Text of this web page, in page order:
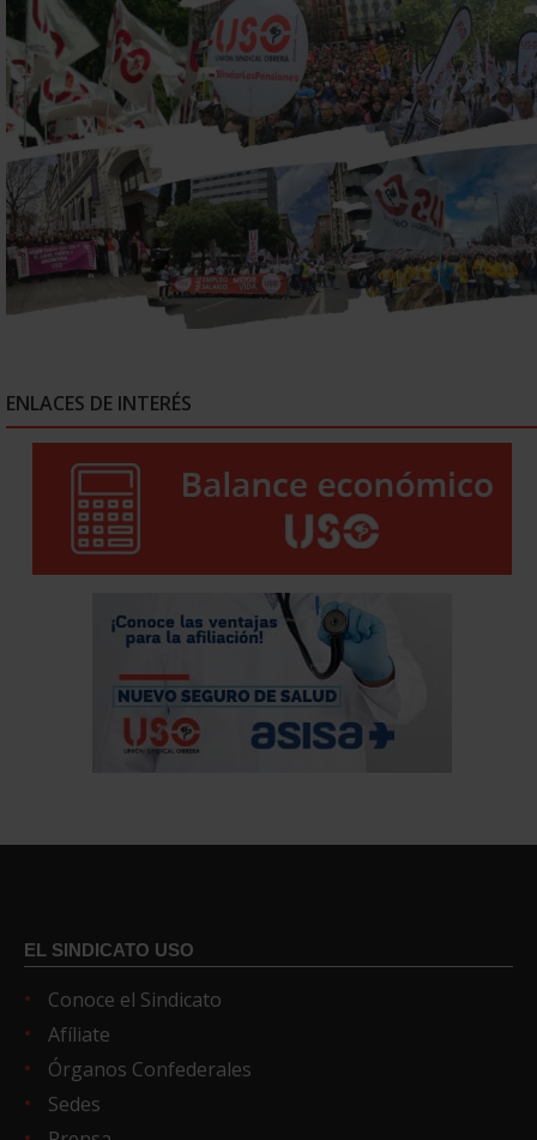
ENLACES DE INTERÉS
EL SINDICATO USO
Conoce el Sindicato
Afíliate
Órganos Confederales
Sedes